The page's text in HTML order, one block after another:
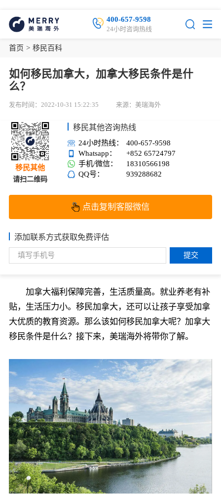
400-657-9598
24小时咨询热线
首页 > 移民百科
如何移民加拿大，加拿大移民条件是什
么？
发布时间：2022-10-31 15:22:35 来源：美瑞海外
移民其他
请扫二维码
移民其他咨询热线
24小时热线：
400-657-9598
Whatsapp：
+852 65724797
手机/微信：
18310566198
QQ号：
939288682
点击复制客服微信
添加联系方式获取免费评估
提交
加拿大福利保障完善，生活质量高。就业养老有补
贴，生活压力小。移民加拿大，还可以让孩子享受加拿
大优质的教育资源。那么该如何移民加拿大呢？加拿大
移民条件是什么？接下来，美瑞海外将带你了解。